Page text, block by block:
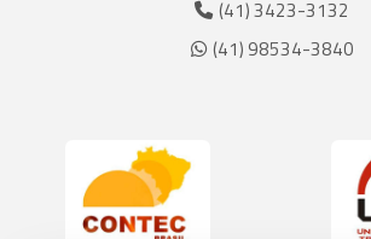
(41) 3423-3132
(41) 98534-3840